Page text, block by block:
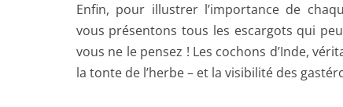
Enfin, pour illustrer l’importance de
vous présentons tous les escargots qui
vous ne le pensez ! Les cochons d’Inde,
la tonte de l’herbe – et la visibilité des